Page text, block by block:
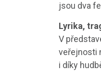
jsou dva
Lyrika,
V
veřejnosti
i díky